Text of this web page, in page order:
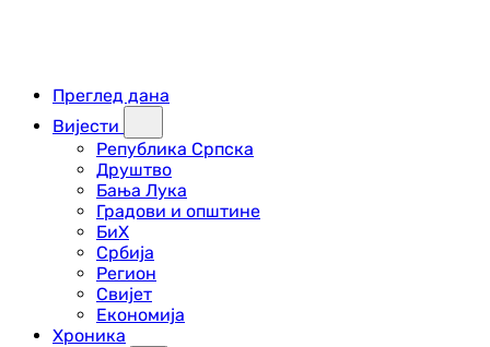
Преглед дана
Вијести
Република Српска
Друштво
Бања Лука
Градови и општине
БиХ
Србија
Регион
Свијет
Економија
Хроника